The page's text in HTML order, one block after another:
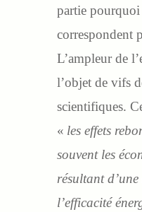
partie pourquoi
correspondent
L’ampleur de
l’objet de vifs
scientifiques.
« les effets
souvent les
résultant
l’efficacité